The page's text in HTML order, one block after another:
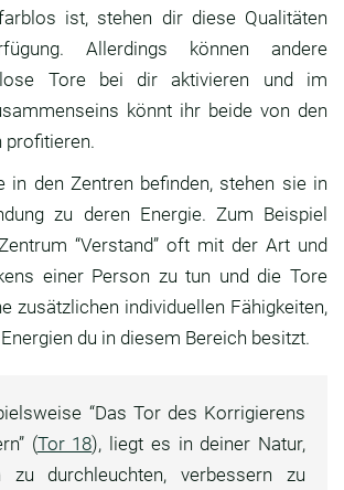
ist, stehen dir diese Qualitäten
Allerdings können andere
Tore bei dir aktivieren und im
könnt ihr beide von den
profitieren.
in den Zentren befinden, stehen sie in
zu deren Energie. Zum Beispiel
“Verstand” oft mit der Art und
einer Person zu tun und die Tore
zusätzlichen individuellen Fähigkeiten,
du in diesem Bereich besitzt.
“Das Tor des Korrigierens
(Tor 18), liegt es in deiner Natur,
zu durchleuchten, verbessern zu